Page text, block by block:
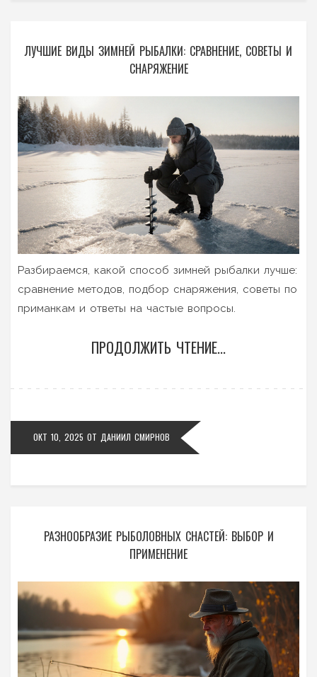
ЛУЧШИЕ ВИДЫ ЗИМНЕЙ РЫБАЛКИ: СРАВНЕНИЕ, СОВЕТЫ И
СНАРЯЖЕНИЕ
Разбираемся, какой способ зимней рыбалки лучше:
сравнение методов, подбор снаряжения, советы по
приманкам и ответы на частые вопросы.
ПРОДОЛЖИТЬ ЧТЕНИЕ...
ОКТ 10, 2025 ОТ ДАНИИЛ СМИРНОВ
РАЗНООБРАЗИЕ РЫБОЛОВНЫХ СНАСТЕЙ: ВЫБОР И
ПРИМЕНЕНИЕ